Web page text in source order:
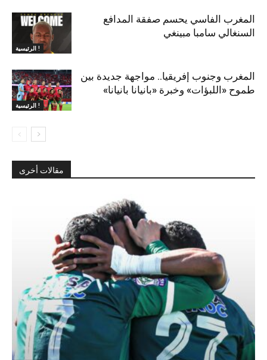
الرئيسية !
المغرب الفاسي يحسم صفقة المدافع
السنغالي سامبا مبينغي
الرئيسية !
المغرب وجنوب إفريقيا.. مواجهة جديدة بين
طموح «اللبؤات» وخبرة «بانيانا بانيانا»
مقالات أخرى